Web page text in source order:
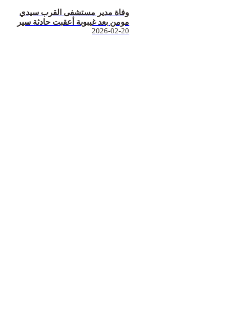
وفاة مدير مستشفى القرب سيدي
مومن بعد غيبوبة أعقبت حادثة سير
2026-02-20